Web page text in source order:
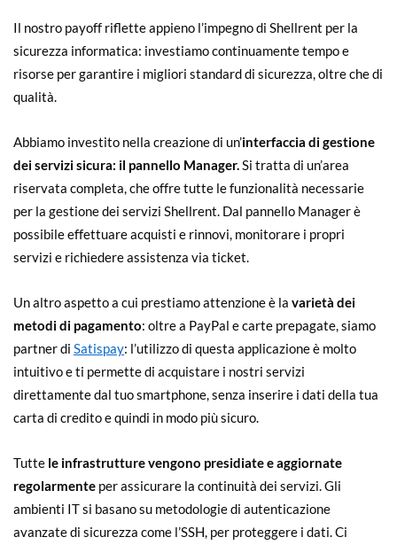
Il nostro payoff riflette appieno l’impegno di Shellrent per la
sicurezza informatica: investiamo continuamente tempo e
risorse per garantire i migliori standard di sicurezza, oltre che di
qualità.
Abbiamo investito nella creazione di un’interfaccia di gestione
dei servizi sicura: il pannello Manager.Si tratta di un’area
riservata completa, che offre tutte le funzionalità necessarie
per la gestione dei servizi Shellrent. Dal pannello Manager è
possibile effettuare acquisti e rinnovi, monitorare i propri
servizi e richiedere assistenza via ticket.
Un altro aspetto a cui prestiamo attenzione è la varietà dei
metodi di pagamento: oltre a PayPal e carte prepagate, siamo
partner di Satispay: l’utilizzo di questa applicazione è molto
intuitivo e ti permette di acquistare i nostri servizi
direttamente dal tuo smartphone, senza inserire i dati della tua
carta di credito e quindi in modo più sicuro.
Tutte le infrastrutture vengono presidiate e aggiornate
regolarmente per assicurare la continuità dei servizi. Gli
ambienti IT si basano su metodologie di autenticazione
avanzate di sicurezza come l’SSH, per proteggere i dati. Ci